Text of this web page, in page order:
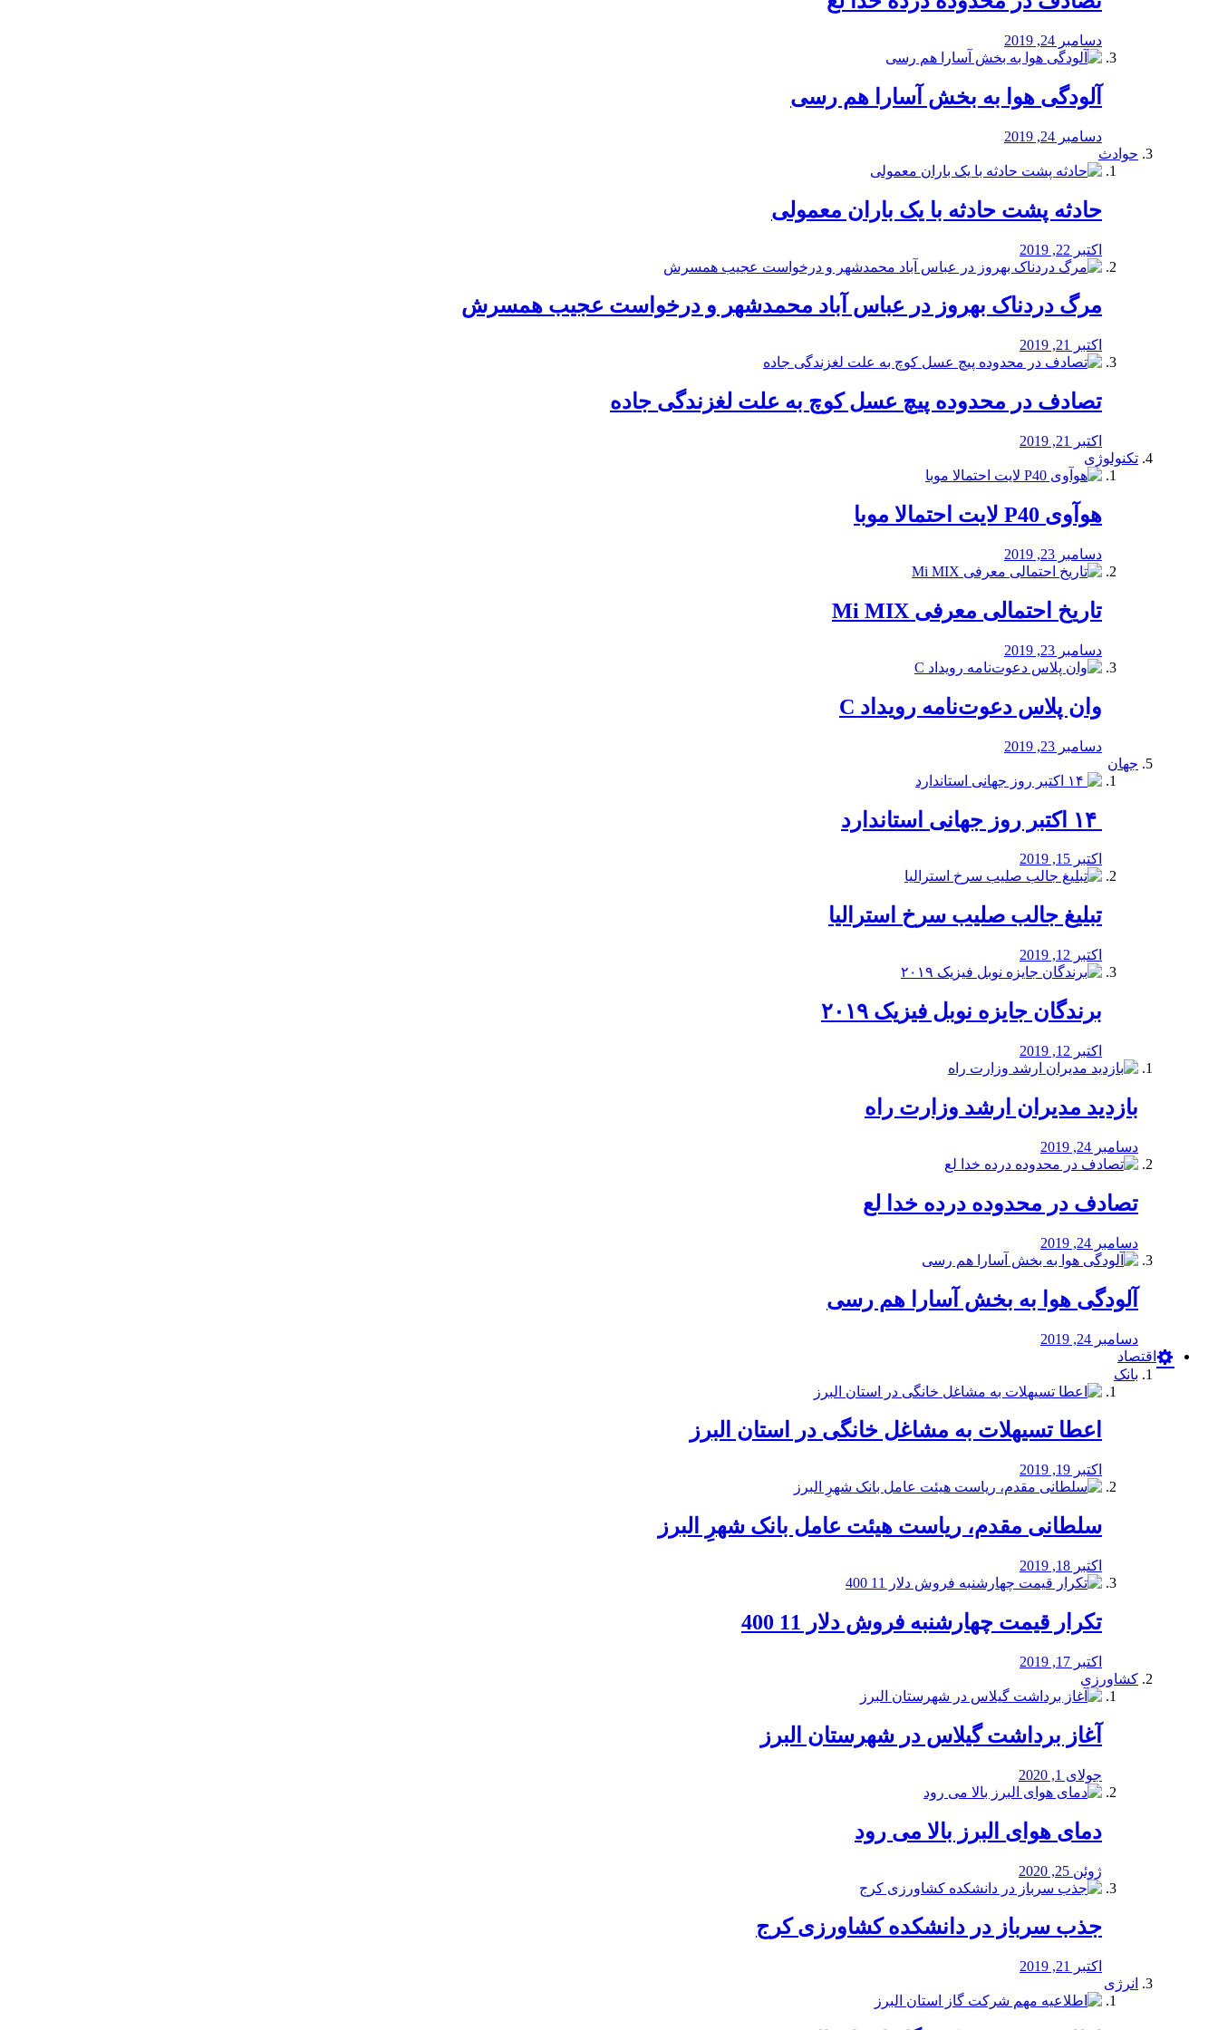
دسامبر 24, 2019
آلودگی هوا به بخش آسارا هم رسی
دسامبر 24, 2019
حوادث
️حادثه پشت حادثه با یک باران معمولی
اکتبر 22, 2019
مرگ دردناک بهروز در عباس آباد محمدشهر و درخواست عجیب همسرش
اکتبر 21, 2019
تصادف در محدوده پیچ عسل کوچ به علت لغزندگی جاده
اکتبر 21, 2019
تکنولوژی
هوآوی P40 لایت احتمالا موبا
دسامبر 23, 2019
تاریخ احتمالی معرفی Mi MIX
دسامبر 23, 2019
وان پلاس دعوت‌نامه رویداد C
دسامبر 23, 2019
جهان
اکتبر 15, 2019
تبلیغ جالب صلیب سرخ استرالیا
اکتبر 12, 2019
برندگان جایزه نوبل فیزیک ۲۰۱۹
اکتبر 12, 2019
بازدید مدیران ارشد وزارت راه
دسامبر 24, 2019
تصادف در محدوده درده خدا لع
دسامبر 24, 2019
آلودگی هوا به بخش آسارا هم رسی
دسامبر 24, 2019
اقتصاد
بانک
️اعطا تسیهلات به مشاغل خانگی در استان البرز
اکتبر 19, 2019
سلطانی مقدم، ریاست هیئت عامل بانک شهرِ البرز
اکتبر 18, 2019
تکرار قیمت چهارشنبه فروش دلار 11 400
اکتبر 17, 2019
کشاورزی
آغاز برداشت گیلاس در شهرستان البرز
جولای 1, 2020
دمای هوای البرز بالا می رود
ژوئن 25, 2020
جذب سرباز در دانشکده کشاورزی کرج
اکتبر 21, 2019
انرژی